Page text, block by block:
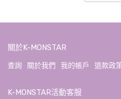
關於K-MONSTAR
查詢 關於我們 我的帳戶 退款政
K-MONSTAR活動客服